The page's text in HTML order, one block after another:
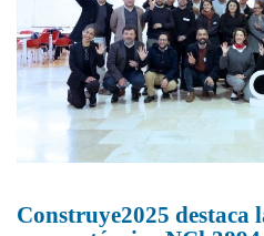
Construye2025 destaca